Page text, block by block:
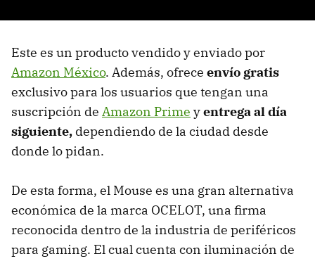
Este es un producto vendido y enviado por
Amazon México. Además, ofrece envío gratis
exclusivo para los usuarios que tengan una
suscripción de Amazon Prime yentrega al día
siguiente, dependiendo de la ciudad desde
donde lo pidan.
De esta forma, el Mouse es una gran alternativa
económica de la marca OCELOT, una firma
reconocida dentro de la industria de periféricos
para gaming. El cual cuenta con iluminación de